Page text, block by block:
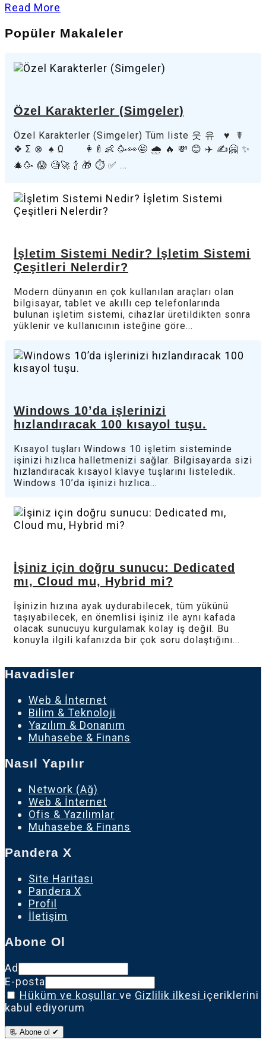
Read More
Popüler Makaleler
Özel Karakterler (Simgeler)
Özel Karakterler (Simgeler) Tüm liste 웃 유 ♥ ☤
❖ Σ ⊗ ♠ Ω 👩‍🍼👶 🥳👀🤩 🌧️ 🔥 💸 😊 ✈️ ✍️🤗 ✨
🎄🥳 😱 🧐🚀 🍾 🎁 ⏱️ ✅ ...
İşletim Sistemi Nedir? İşletim Sistemi
Çeşitleri Nelerdir?
Modern dünyanın en çok kullanılan araçları olan
bilgisayar, tablet ve akıllı cep telefonlarında
bulunan işletim sistemi, cihazlar üretildikten sonra
yüklenir ve kullanıcının isteğine göre...
Windows 10’da işlerinizi
hızlandıracak 100 kısayol tuşu.
Kısayol tuşları Windows 10 işletim sisteminde
işinizi hızlıca halletmenizi sağlar. Bilgisayarda sizi
hızlandıracak kısayol klavye tuşlarını listeledik.
Windows 10’da işinizi hızlıca...
İşiniz için doğru sunucu: Dedicated
mı, Cloud mu, Hybrid mi?
İşinizin hızına ayak uydurabilecek, tüm yükünü
taşıyabilecek, en önemlisi işiniz ile aynı kafada
olacak sunucuyu kurgulamak kolay iş değil. Bu
konuyla ilgili kafanızda bir çok soru dolaştığını...
Havadisler
Web & İnternet
Bilim & Teknoloji
Yazılım & Donanım
Muhasebe & Finans
Nasıl Yapılır
Network (Ağ)
Web & İnternet
Ofis & Yazılımlar
Muhasebe & Finans
Pandera X
Site Haritası
Pandera X
Profil
İletişim
Abone Ol
Ad
E-posta
Hüküm ve koşullar ve Gizlilik ilkesi içeriklerini
kabul ediyorum
📃 Abone ol ✔